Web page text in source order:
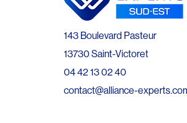
143 Boulevard Pasteur
13730 Saint-Victoret
04 42 13 02 40
contact@alliance-